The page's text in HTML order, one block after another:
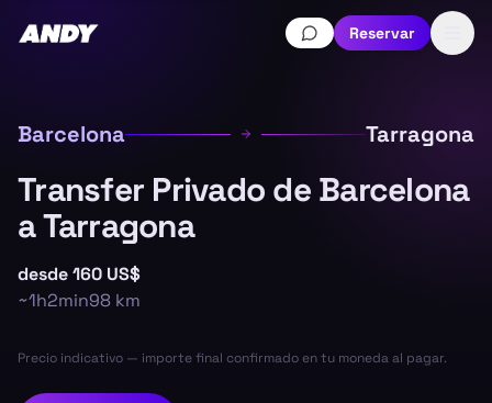
Reservar
Barcelona Tarragona
Transfer Privado de Barcelona
a Tarragona
desde160 US$
~1h2min98 km
Precio indicativo — importe final confirmado en tu moneda al pagar.